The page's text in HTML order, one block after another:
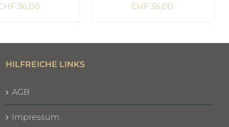
36,00 CHF36,00
HILFREICHE LINKS
AGB
Impressum